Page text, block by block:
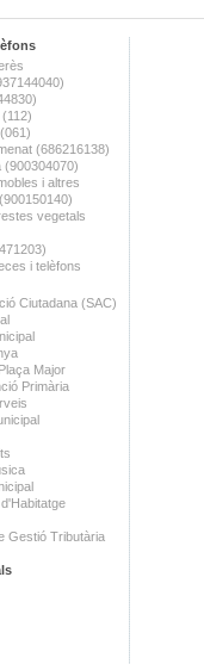
(686216138)
(900304070)
i altres
vegetals
i telèfons
Ciutadana (SAC)
Major
Primària
Gestió Tributària